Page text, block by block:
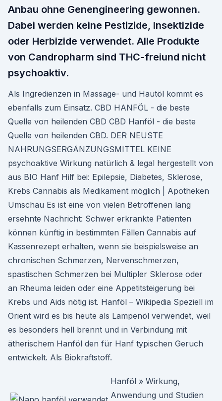
Anbau ohne Genengineering gewonnen.
Dabei werden keine Pestizide, Insektizide
oder Herbizide verwendet. Alle Produkte
von Candropharm sind THC-freiund nicht
psychoaktiv.
Als Ingredienzen in Massage- und Hautöl kommt es
ebenfalls zum Einsatz. CBD HANFÖL - die beste
Quelle von heilenden CBD CBD Hanföl - die beste
Quelle von heilenden CBD. DER NEUSTE
NAHRUNGSERGÄNZUNGSMITTEL KEINE
psychoaktive Wirkung natürlich & legal hergestellt von
aus BIO Hanf Hilf bei: Epilepsie, Diabetes, Sklerose,
Krebs Cannabis als Medikament möglich | Apotheken
Umschau Es ist eine von vielen Betroffenen lang
ersehnte Nachricht: Schwer erkrankte Patienten
können künftig in bestimmten Fällen Cannabis auf
Kassenrezept erhalten, wenn sie beispielsweise an
chronischen Schmerzen, Nervenschmerzen,
spastischen Schmerzen bei Multipler Sklerose oder
an Rheuma leiden oder eine Appetitsteigerung bei
Krebs und Aids nötig ist. Hanföl – Wikipedia Speziell im
Orient wird es bis heute als Lampenöl verwendet, weil
es besonders hell brennt und in Verbindung mit
ätherischem Hanföl den für Hanf typischen Geruch
entwickelt. Als Biokraftstoff.
Hanföl » Wirkung,
Anwendung und Studien